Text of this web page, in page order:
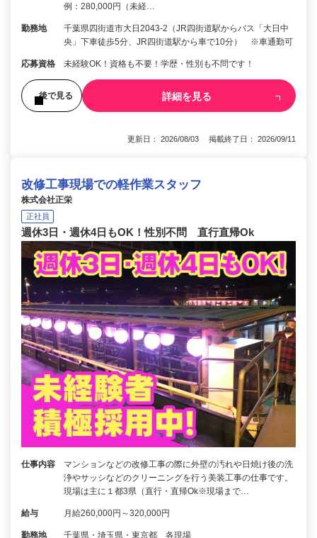
例：280,000円（未経…
勤務地
千葉県四街道市大日2043-2（JR四街道駅からバス「大日中
央」下車徒歩5分、JR四街道駅から車で10分） ※車通勤可
応募資格 未経験OK！資格も不要！学歴・性別も不問です！
後で見る 詳細を見る
更新日： 2026/08/03 掲載終了日： 2026/09/11
改修工事現場での軽作業スタッフ
株式会社正栄
正社員
週休3日・週休4日もOK！性別不問 直行直帰Ok
仕事内容
マンションなどの改修工事の際に外壁の汚れや日焼け後の洗
浄やサッシなどのクリーニングを行う美装工事の仕事です。
現場は主に１都3県（直行・直帰Ok※現場まで…
給与 月給260,000円～320,000円
勤務地 千葉県・埼玉県・東京都 各現場